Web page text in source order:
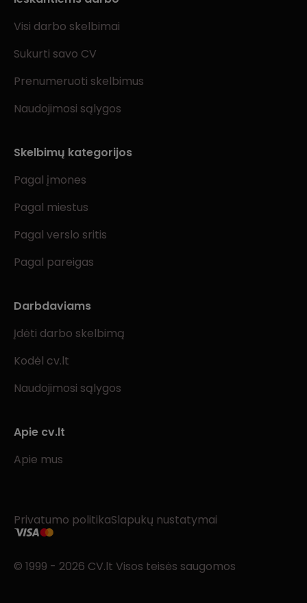
Visi darbo skelbimai
Sukurti savo CV
Prenumeruoti skelbimus
Naudojimosi sąlygos
Skelbimų kategorijos
Pagal įmones
Pagal miestus
Pagal verslo sritis
Pagal pareigas
Darbdaviams
Įdėti darbo skelbimą
Kodėl cv.lt
Naudojimosi sąlygos
Apie cv.lt
Apie mus
Privatumo politikaSlapukų nustatymai
© 1999 - 2026 CV.lt Visos teisės saugomos